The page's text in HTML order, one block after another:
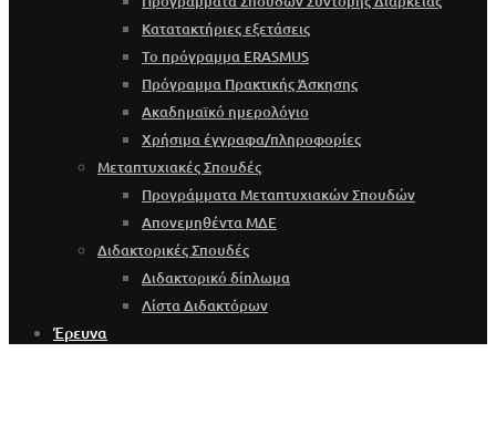
Κατατακτήριες εξετάσεις
Το πρόγραμμα ERASMUS
Πρόγραμμα Πρακτικής Άσκησης
Ακαδημαϊκό ημερολόγιο
Χρήσιμα έγγραφα/πληροφορίες
Μεταπτυχιακές Σπουδές
Προγράμματα Μεταπτυχιακών Σπουδών
Απονεμηθέντα ΜΔΕ
Διδακτορικές Σπουδές
Διδακτορικό δίπλωμα
Λίστα Διδακτόρων
Έρευνα